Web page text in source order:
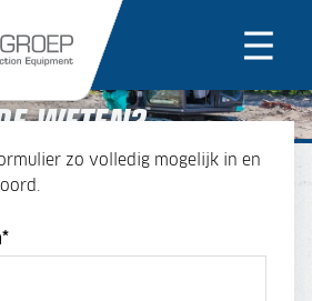
WETEN?
zo volledig mogelijk in en
*